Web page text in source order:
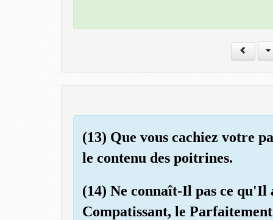
(13) Que vous cachiez votre
le contenu des poitrines.
(14) Ne connaît-Il pas ce
Compatissant, le